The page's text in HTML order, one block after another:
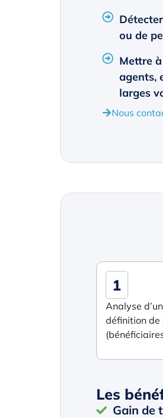
ou de
Mettre
agents,
larges
Nous
Analyse
définition de
1
Les
Gain de